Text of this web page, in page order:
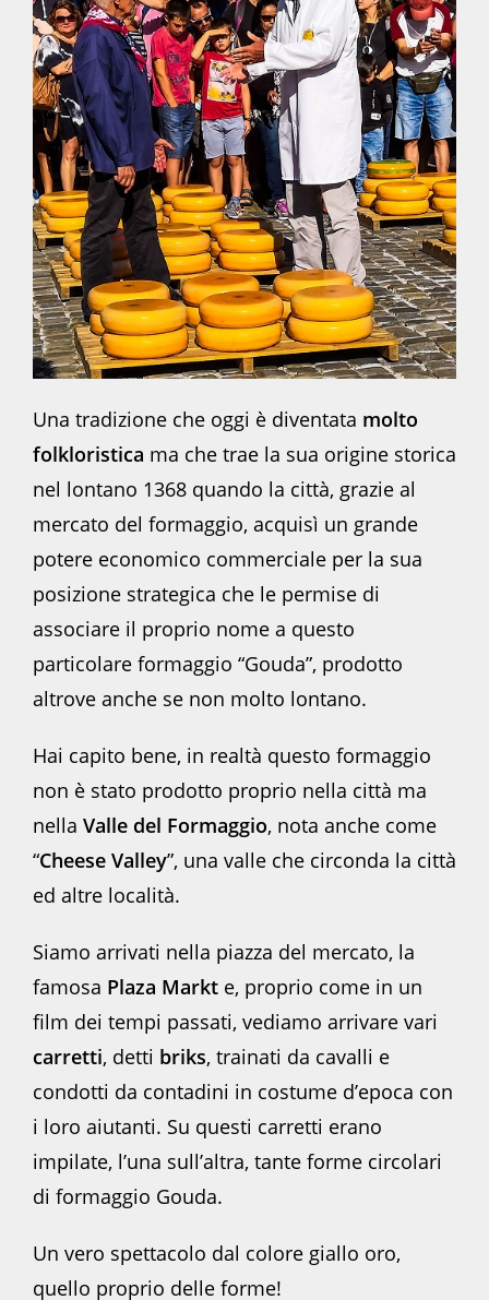
Una tradizione che oggi è diventata molto
folkloristica ma che trae la sua origine storica
nel lontano 1368 quando la città, grazie al
mercato del formaggio, acquisì un grande
potere economico commerciale per la sua
posizione strategica che le permise di
associare il proprio nome a questo
particolare formaggio “Gouda”, prodotto
altrove anche se non molto lontano.
Hai capito bene, in realtà questo formaggio
non è stato prodotto proprio nella città ma
nella Valle del Formaggio, nota anche come
“Cheese Valley”, una valle che circonda la città
ed altre località.
Siamo arrivati nella piazza del mercato, la
famosa Plaza Markt e, proprio come in un
film dei tempi passati, vediamo arrivare vari
carretti, detti briks, trainati da cavalli e
condotti da contadini in costume d’epoca con
i loro aiutanti. Su questi carretti erano
impilate, l’una sull’altra, tante forme circolari
di formaggio Gouda.
Un vero spettacolo dal colore giallo oro,
quello proprio delle forme!